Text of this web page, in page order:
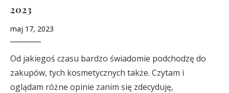
2023
maj 17, 2023
Od jakiegoś czasu bardzo świadomie podchodzę do
zakupów, tych kosmetycznych także. Czytam i
oglądam różne opinie zanim się zdecyduję,